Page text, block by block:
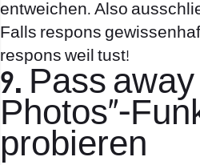
entweichen. Also
Falls respons
respons weil tust!
9. Pass
Photos“-
probieren